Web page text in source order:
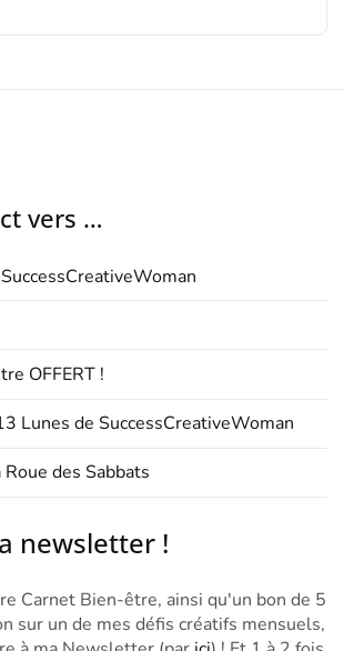
vers …
OFFERT !
Lunes de SuccessCreativeWoman
des Sabbats
newsletter !
Carnet Bien-être, ainsi qu'un bon de 5
sur un de mes défis créatifs mensuels,